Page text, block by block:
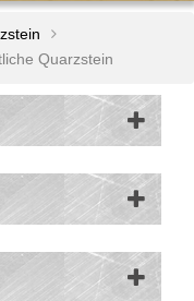
Quarzstein